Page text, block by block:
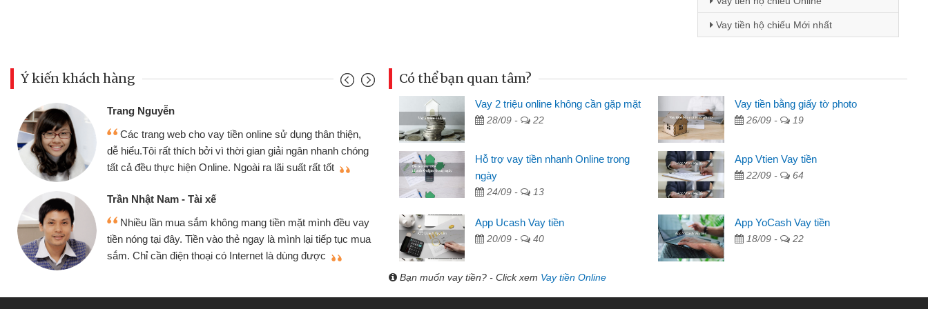
Vay tiền hộ chiếu Mới nhất
Ý kiến khách hàng
dụng thân thiện,
nhanh chóng
suất rất tốt
mặt mình đều vay
lại tiếp tục mua
được
Mình cần tiền gấp nên định cầm cố chiếc xe wave
nhưng thật may đã có gói vay tiền bằng CMND online
không cần gặp mặt nên rất tiện lợi, sẽ giới thiệu cho bạn
Tôi kinh doanh buôn bán nhỏ lẻ nhiều lúc cần vốn nhập
hàng, nhờ biết đến website qua bạn bè giới thiệu tôi đã giải
quyết được công việc của mình nhanh chóng
Mai Lan - Sinh viên
Tôi biết đến thông qua quảng cáo trên facebook. Tôi là
sinh viên nên cần đóng tiền nhà, sinh nhật bạn bè, mà đọc
thấy thủ tục nhanh gọn nên tôi quyết định vay
Mất 2 tuần các ngân hàng không ai cho vay. Trong khi
cần có 2 triệu để giải quyết việc riêng, trong 1-2 ngày tôi trả
được thôi. Cảm ơn đã giúp tôi kịp thời và nhanh chóng
Có thể bạn quan tâm?
Vay 2 triệu online không cần gặp mặt
28/09 - 22
Vay tiền bằng giấy tờ photo
26/09 - 19
Hỗ trợ vay tiền nhanh Online trong
ngày
24/09 - 13
App Vtien Vay tiền
22/09 - 64
App Ucash Vay tiền
20/09 - 40
App YoCash Vay tiền
18/09 - 22
Bạn muốn vay tiền? - Click xem Vay tiền Online